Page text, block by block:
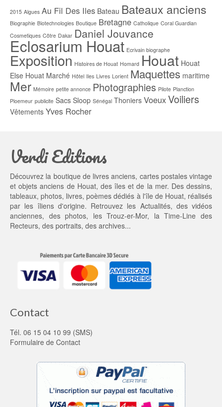
2015 Algues Au Fil Des Iles Bateau Bateaux anciens
Biographie Biotechnologies Boutique Bretagne Catholique Coral Guardian
Cosmetiques Côtre Dakar Daniel Jouvance
Eclosarium Houat Ecrivain biographe
Exposition Histoires de Houat Homard Houat Houat
Else Houat Marché Hôtel Iles Livres Lorient Maquettes maritime
Mer Mémoire petite annonce Photographies Pilote Planction
Ploemeur publicite Sacs Sloop Sénégal Thoniers VoeuxVoiliers
Vêtements Yves Rocher
Verdi Editions
Découvrez la boutique de livres anciens, cartes postales vintage
et objets anciens de Houat, des îles et de la mer. Des dessins,
tableaux, photos, livres, poèmes dédiés à l'île de Houat, réalisés
par les îliens d'origine. Retrouvez les Actualités, des vidéos
anciennes, desphotos, lesTrouz-er-Mor, laTime-Line des
Recteurs, des portraits, des archives...
Contact
Tél. 06 15 04 10 99 (SMS)
Formulaire de Contact